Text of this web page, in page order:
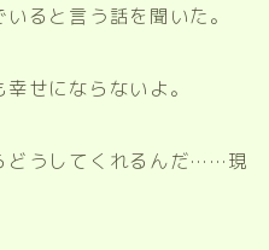
ると言う話を聞いた。
せにならないよ。
どうしてくれるんだ……現